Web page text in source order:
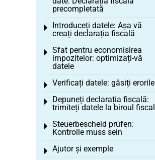
precompletată
Introduceți datele: Așa vă
creați declarația fiscală
Toggle menu
Sfat pentru economisirea
impozitelor: optimizați-vă
datele
Toggle menu
Verificați datele: găsiți erorile
Toggle menu
Depuneți declarația fiscală:
trimiteți datele la biroul fiscal
Toggle menu
Steuerbescheid prüfen:
Kontrolle muss sein
Toggle menu
Ajutor și exemple
Toggle menu